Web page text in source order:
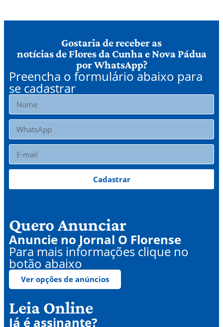
Gostaria de receber as
notícias de Flores da Cunha e Nova Pádua
por WhatsApp?
Preencha o formulário abaixo para
se cadastrar
Cadastrar
Quero Anunciar
Anuncie no Jornal O Florense
Para mais informações clique no
botão abaixo
Ver opções de anúncios
Leia Online
Já é assinante?